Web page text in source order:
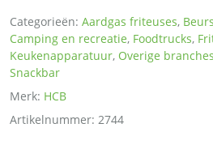
Categorieën: Aardgas friteuses,
Camping en recreatie, Foodtrucks,
Keukenapparatuur, Overige branches
Snackbar
Merk: HCB
Artikelnummer: 2744